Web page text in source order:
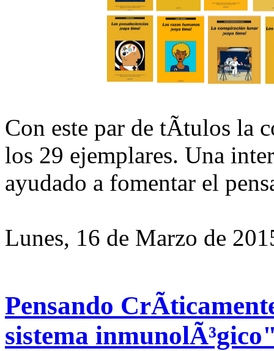
Con este par de tÃ­tulos la
los 29 ejemplares. Una
ayudado a fomentar el
Lunes, 16 de Marzo de
Pensando
sistema